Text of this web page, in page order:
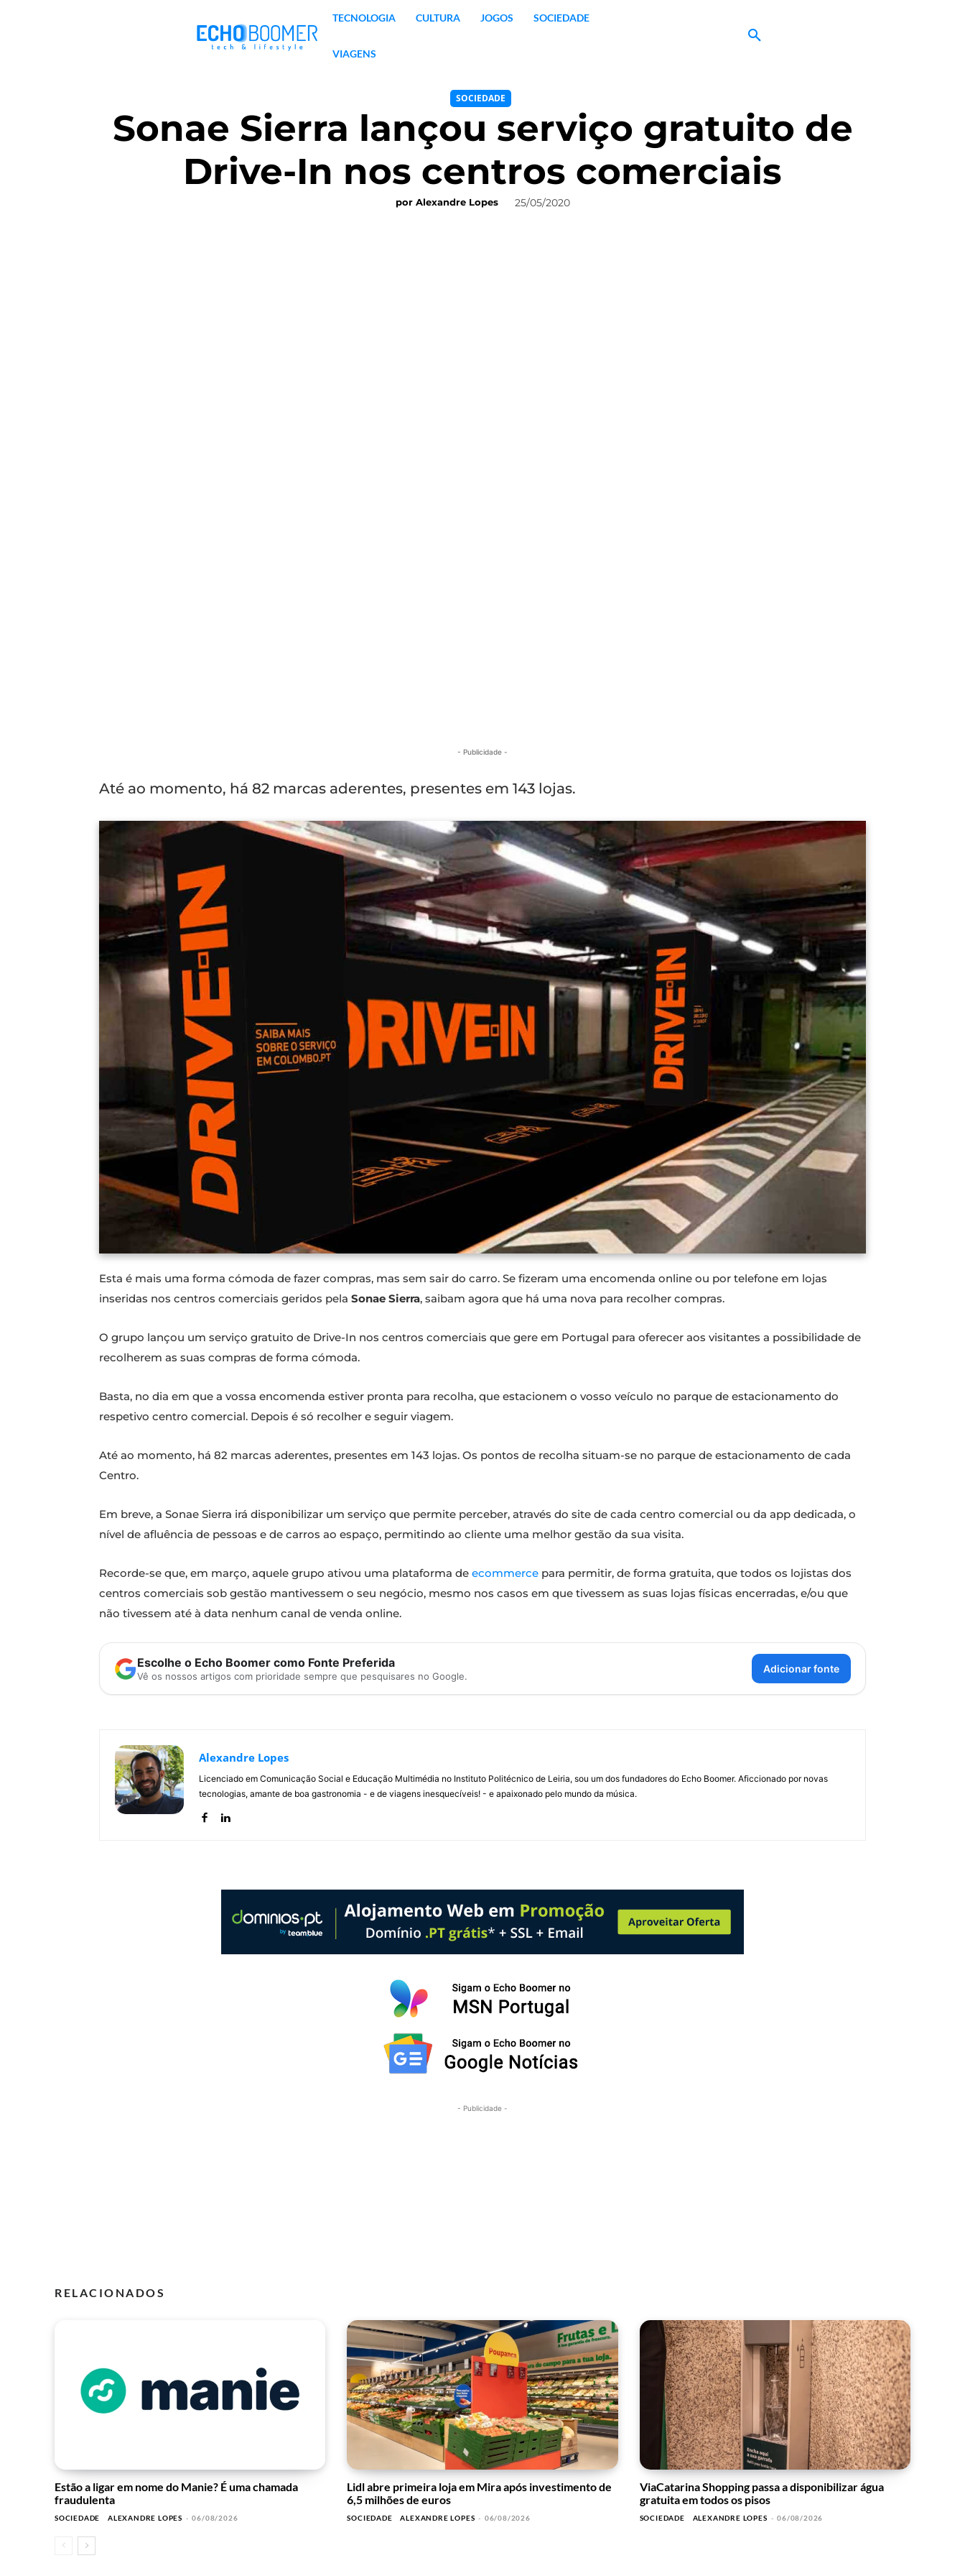
TECNOLOGIA CULTURA JOGOS SOCIEDADE
VIAGENS
SOCIEDADE
Sonae Sierra lançou serviço gratuito de
Drive-In nos centros comerciais
por Alexandre Lopes 25/05/2020
- Publicidade -
Até ao momento, há 82 marcas aderentes, presentes em 143 lojas.
Esta é mais uma forma cómoda de fazer compras, mas sem sair do carro. Se fizeram uma encomenda online ou por telefone em lojas
inseridas nos centros comerciais geridos pela Sonae Sierra, saibam agora que há uma nova para recolher compras.
O grupo lançou um serviço gratuito de Drive-In nos centros comerciais que gere em Portugal para oferecer aos visitantes a possibilidade de
recolherem as suas compras de forma cómoda.
Basta, no dia em que a vossa encomenda estiver pronta para recolha, que estacionem o vosso veículo no parque de estacionamento do
respetivo centro comercial. Depois é só recolher e seguir viagem.
Até ao momento, há 82 marcas aderentes, presentes em 143 lojas. Os pontos de recolha situam-se no parque de estacionamento de cada
Centro.
Em breve, a Sonae Sierra irá disponibilizar um serviço que permite perceber, através do site de cada centro comercial ou da app dedicada, o
nível de afluência de pessoas e de carros ao espaço, permitindo ao cliente uma melhor gestão da sua visita.
Recorde-se que, em março, aquele grupo ativou uma plataforma de ecommerce para permitir, de forma gratuita, que todos os lojistas dos
centros comerciais sob gestão mantivessem o seu negócio, mesmo nos casos em que tivessem as suas lojas físicas encerradas, e/ou que
não tivessem até à data nenhum canal de venda online.
Escolhe o Echo Boomer como Fonte Preferida
Vê os nossos artigos com prioridade sempre que pesquisares no Google.
Adicionar fonte
Alexandre Lopes
Licenciado em Comunicação Social e Educação Multimédia no Instituto Politécnico de Leiria, sou um dos fundadores do Echo Boomer. Aficcionado por novas
tecnologias, amante de boa gastronomia - e de viagens inesquecíveis! - e apaixonado pelo mundo da música.
- Publicidade -
RELACIONADOS
Estão a ligar em nome do Manie? É uma chamada
fraudulenta
SOCIEDADE ALEXANDRE LOPES - 06/08/2026
Lidl abre primeira loja em Mira após investimento de
6,5 milhões de euros
SOCIEDADE ALEXANDRE LOPES - 06/08/2026
ViaCatarina Shopping passa a disponibilizar água
gratuita em todos os pisos
SOCIEDADE ALEXANDRE LOPES - 06/08/2026